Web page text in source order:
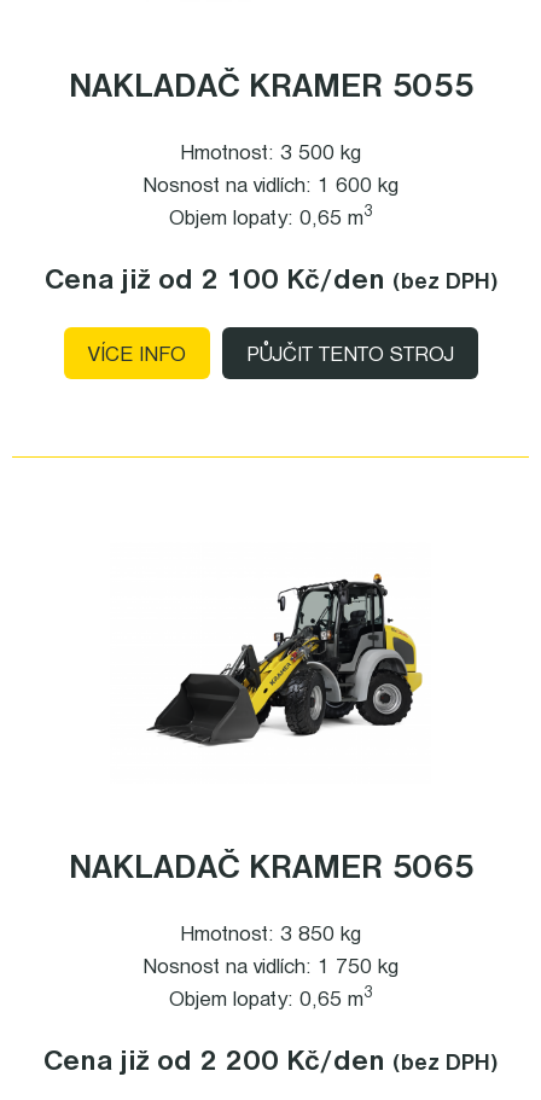
NAKLADAČ KRAMER 5055
Hmotnost: 3 500 kg
Nosnost na vidlích: 1 600 kg
Objem lopaty: 0,65 m3
Cena již od 2 100 Kč/den (bez DPH)
VÍCE INFO PŮJČIT TENTO STROJ
NAKLADAČ KRAMER 5065
Hmotnost: 3 850 kg
Nosnost na vidlích: 1 750 kg
Objem lopaty: 0,65 m3
Cena již od 2 200 Kč/den (bez DPH)